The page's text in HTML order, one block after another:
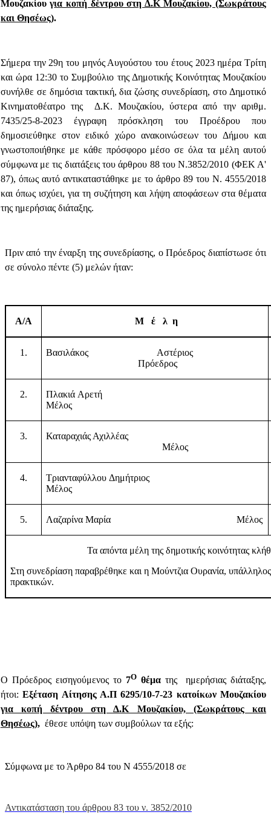
Μουζακίου για κοπή δέντρου στη Δ.Κ Μουζακίου, (Σωκράτους
και Θησέως).
Σήμερα την 29η του μηνός Αυγούστου του έτους 2023 ημέρα Τρίτη
και ώρα 12:30 το Συμβούλιο της Δημοτικής Κοινότητας Μουζακίου
συνήλθε σε δημόσια τακτική, δια ζώσηςσυνεδρίαση, στο Δημοτικό
Κινηματοθέατρο της
Δ.Κ. Μουζακίου,ύστερα από την αριθμ.
7435/25-8-2023 έγγραφη πρόσκληση του Προέδρου που
δημοσιεύθηκε στον ειδικό χώρο ανακοινώσεων του Δήμου και
γνωστοποιήθηκε με κάθε πρόσφορο μέσο σε όλα τα μέλη αυτού
σύμφωνα με τις διατάξεις του άρθρου 88 του Ν.3852/2010 (ΦΕΚ Α'
87), όπως αυτό αντικαταστάθηκε με το άρθρο 89 του Ν. 4555/2018
και όπως ισχύει, για τη συζήτηση και λήψη αποφάσεων στα θέματα
της ημερήσιας διάταξης.
Πριν από την έναρξη της συνεδρίασης, ο Πρόεδρος διαπίστωσε ότι
σε σύνολο πέντε (5) μελών ήταν:
Α/Α Μ έ λ η
1.
Βασιλάκος Αστέριος
Πρόεδρος
2.
Πλακιά Αρετή
Μέλος
3.
Καταραχιάς Αχιλλέας
Μέλος
4.
Τριανταφύλλου Δημήτριος
Μέλος
5. Λαζαρίνα Μαρία Μέλος
Τα απόντα μέλη της δημοτικής κοινότητας
Στη συνεδρίαση παραβρέθηκεκαι η Μούντζια Ουρανία,
πρακτικών.
Ο Πρόεδρος εισηγούμενος το 7Οθέματης
ημερήσιας διάταξης,
ήτοι:Εξέταση Αίτησης Α.Π 6295/10-7-23 κατοίκων Μουζακίου
για κοπή δέντρου στη Δ.Κ Μουζακίου, (Σωκράτους και
Θησέως), έθεσε υπόψη των συμβούλων τα εξής:
Σύμφωνα με το Άρθρο 84 του Ν 4555/2018 σε
Αντικατάσταση του άρθρου 83 του ν. 3852/2010